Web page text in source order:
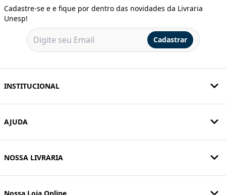
Cadastre-se e e fique por dentro das novidades da Livraria
Unesp!
Cadastrar
INSTITUCIONAL
AJUDA
NOSSA LIVRARIA